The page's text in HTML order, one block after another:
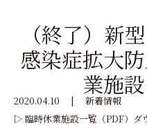
（終了）新
感染症拡大
業施
2020.04.10 | 新着情報
▷ 臨時休業施設一覧（PDF） ダ